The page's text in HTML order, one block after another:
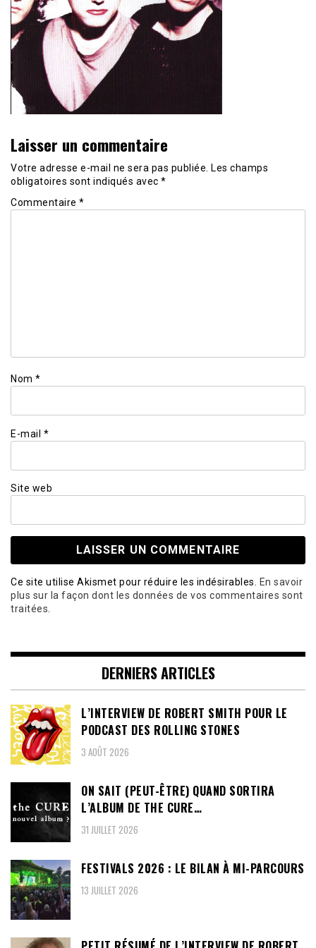
Laisser un commentaire
Votre adresse e-mail ne sera pas publiée.
Les champs
obligatoires sont indiqués avec *
Commentaire *
Nom *
E-mail *
Site web
Ce site utilise Akismet pour réduire les indésirables.
En savoir
plus sur la façon dont les données de vos commentaires sont
traitées
DERNIERS ARTICLES
L’INTERVIEW DE ROBERT SMITH POUR LE
PODCAST DES ROLLING STONES
3 AOÛT 2026
ON SAIT (PEUT-ÊTRE) QUAND SORTIRA
L’ALBUM DE THE CURE…
31 JUILLET 2026
FESTIVALS 2026 : LE BILAN À MI-PARCOURS
13 JUILLET 2026